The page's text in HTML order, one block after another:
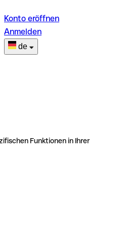
Konto eröffnen
Anmelden
de
Funktionen in Ihrer